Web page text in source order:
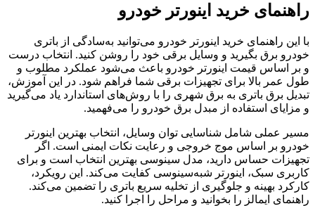
راهنمای خرید اینورتر خودرو
با این راهنمای خرید اینورتر خودرو می‌توانید به‌سادگی از باتری
خودرو برق بگیرید و وسایل برقی خود را روشن کنید. انتخاب درست
و بر اساس قیمت اینورتر خودرو باعث می‌شود عملکرد مطلوب و
طول عمر بالا برای تجهیزات برقی شما فراهم شود. در این آموزش،
تبدیل برق باتری به برق شهری را با روش‌های استاندارد یاد می‌گیرید
و مزایای استفاده از مبدل برق خودرو را می‌فهمید.
مسیر عملی شامل شناسایی توان وسایل، انتخاب بهترین اینورتر
خودرو بر اساس موج خروجی و رعایت نکات ایمنی است. اگر
تجهیزات حساس دارید، مدل سینوسی بهترین انتخاب است و برای
کاربری سبک، اینورتر شبه‌سینوسی کفایت می‌کند. این رویکرد،
کارکرد بهینه و جلوگیری از تخلیه سریع باتری را تضمین می‌کند.
راهنمای ایمالز را بخوانید و مراحل را اجرا کنید.